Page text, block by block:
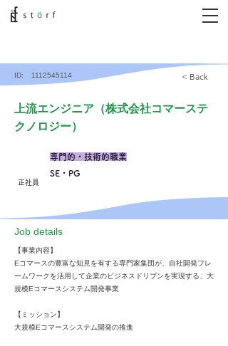
ID: 1112545114 < Back
上流エンジニア（株式会社コマーステ
クノロジー）
正社員
専門的・技術的職業
SE・PG
​Job details
【事業内容】
Eコマースの豊富な知見を有する専門家集団が、自社開発フレ
ームワークを活用して企業のビジネスドリブンを実現する、大
規模Eコマースシステム開発事業
【ミッション】
大規模Eコマースシステム開発の推進